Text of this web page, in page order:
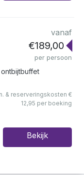
vanaf
€189,00
per persoon
& reserveringskosten €
12,95 per boeking
Bekijk